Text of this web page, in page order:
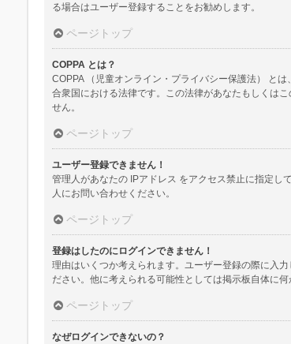
る場合はユーザー登録することをお勧めします。
ページトップ
COPPA とは？
COPPA （児童オンライン・プライバシー保護法） と
合衆国における法律です。この法律があなたもしくは
せん。
ページトップ
ユーザー登録できません！
管理人があなたの IPアドレス をアクセス禁止に指定し
人にお問い合わせください。
ページトップ
登録はしたのにログインできません！
理由はいくつか考えられます。ユーザー登録の際に入
ださい。他に考えられる可能性としては掲示板自体に
ページトップ
なぜログインできないの？